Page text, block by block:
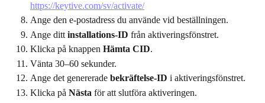
https://keytive.com/sv/activate/
Ange den e-postadress du använde vid beställningen.
Ange ditt installations-ID från aktiveringsfönstret.
Klicka på knappen Hämta CID.
Vänta 30–60 sekunder.
Ange det genererade bekräftelse-ID i aktiveringsfönstret.
Klicka på Nästa för att slutföra aktiveringen.